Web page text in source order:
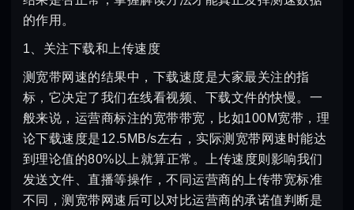
的作用。
1、关注下载和上传速度
测宽带网速的结果中，下载速度是大家最关注的指
标，它决定了我们在线看视频、下载文件的快慢。一
般来说，运营商标注的宽带带宽，比如100M宽带，理
论下载速度是12.5MB/s左右，实际测宽带网速时能达
到理论值的80%以上就算正常。上传速度则影响我们
发送文件、直播等操作，不同运营商的上传带宽标准
不同，测宽带网速后可以对比运营商的承诺值判断是